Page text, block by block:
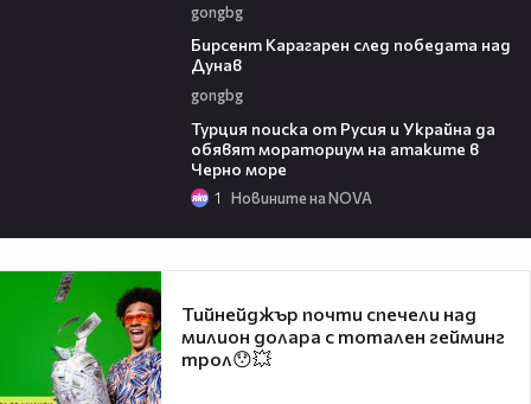
gongbg
Бирсент Карагарен след победата над
Дунав
gongbg
Турция поиска от Русия и Украйна да
обявят мораториум на атаките в
Черно море
1 Новините на NOVA
Тийнейджър почти спечели над
милион долара с тотален гейминг
трол😯💥